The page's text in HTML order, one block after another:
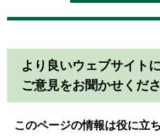
より良いウェブサイト
ご意見をお聞かせくだ
このページの情報は役に立